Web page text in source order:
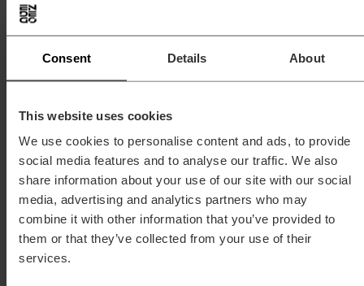
Consent Details About
This website uses cookies
We use cookies to personalise content and ads, to provide
social media features and to analyse our traffic. We also
share information about your use of our site with our social
media, advertising and analytics partners who may
combine it with other information that you’ve provided to
them or that they’ve collected from your use of their
services.
Sprzęt ciężki
Usługi finansowe
Szkolenia
Simcenter Feko – Feko Antenna Advanced
Simcenter Feko – Introduction
Simcenter Flux – Analysis of Electric Motors
Simcenter Flux – Electromechanical Devices
Modeling
Simcenter Flux – Introduction
Simcenter PSIM – kurs podstawowy
Analizy strukturalne, termiczne oraz mechanika płynów
Simcenter FlightStream
Simcenter Hyperlife